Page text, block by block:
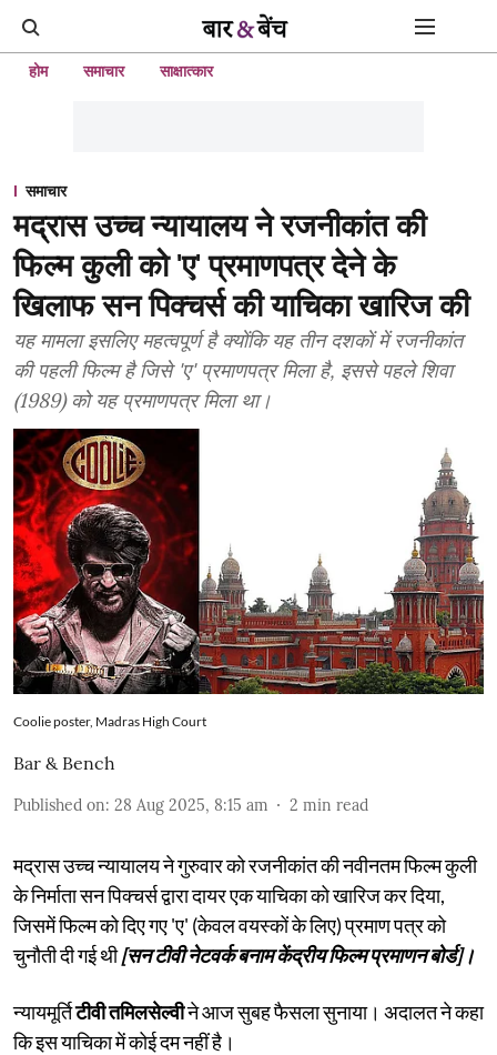
होम समाचार साक्षात्कार
समाचार
मद्रास उच्च न्यायालय ने रजनीकांत की
फिल्म कुली को 'ए' प्रमाणपत्र देने के
खिलाफ सन पिक्चर्स की याचिका खारिज की
यह मामला इसलिए महत्वपूर्ण है क्योंकि यह तीन दशकों में रजनीकांत
की पहली फिल्म है जिसे 'ए' प्रमाणपत्र मिला है, इससे पहले शिवा
(1989) को यह प्रमाणपत्र मिला था।
Coolie poster, Madras High Court
Bar & Bench
Published on: 28 Aug 2025, 8:15 am 2 min read
मद्रास उच्च न्यायालय ने गुरुवार को रजनीकांत की नवीनतम फिल्म कुली
के निर्माता सन पिक्चर्स द्वारा दायर एक याचिका को खारिज कर दिया,
जिसमें फिल्म को दिए गए 'ए' (केवल वयस्कों के लिए) प्रमाण पत्र को
चुनौती दी गई थी[सन टीवी नेटवर्क बनाम केंद्रीय फिल्म प्रमाणन बोर्ड]।
न्यायमूर्तिटीवी तमिलसेल्वीने आज सुबह फैसला सुनाया। अदालत ने कहा
कि इस याचिका में कोई दम नहीं है।